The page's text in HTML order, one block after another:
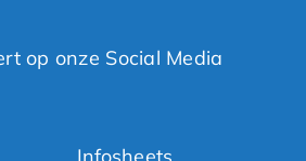
op onze Social Media
Infosheets